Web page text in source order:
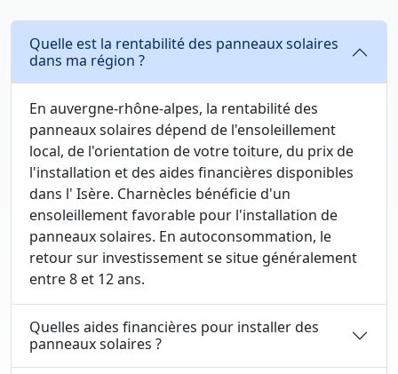
Quelle est la rentabilité des panneaux solaires
dans ma région ?
En auvergne-rhône-alpes, la rentabilité des
panneaux solaires dépend de l'ensoleillement
local, de l'orientation de votre toiture, du prix de
l'installation et des aides financières disponibles
dans l' Isère. Charnècles bénéficie d'un
ensoleillement favorable pour l'installation de
panneaux solaires. En autoconsommation, le
retour sur investissement se situe généralement
entre 8 et 12 ans.
Quelles aides financières pour installer des
panneaux solaires ?